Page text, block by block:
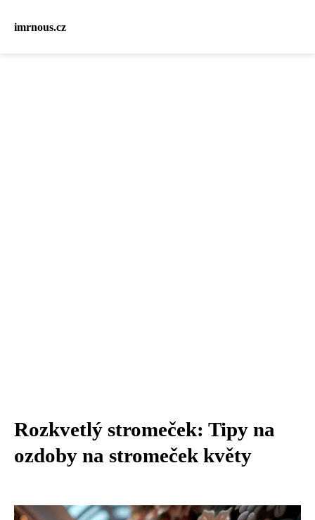
imrnous.cz
Rozkvetlý stromeček: Tipy na
ozdoby na stromeček květy